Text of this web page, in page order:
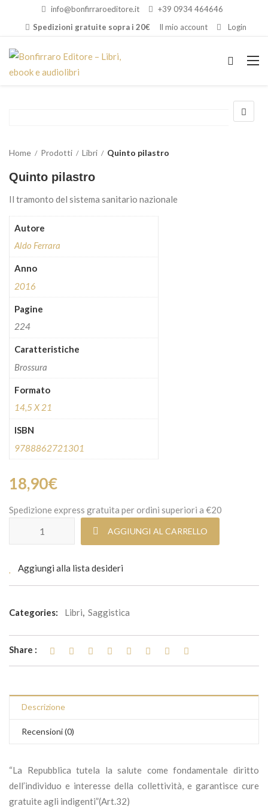
info@bonfirraroeditore.it
+39 0934 464646
Spedizioni gratuite sopra i 20€
Il mio account Login
Home Prodotti Libri Quinto pilastro
Quinto pilastro
Il tramonto del sistema sanitario nazionale
Autore
Aldo Ferrara
Anno
2016
Pagine
224
Caratteristiche
Brossura
Formato
14,5 X 21
ISBN
9788862721301
18,90€
Spedizione express gratuita per ordini superiori a €20
Quinto pilastro quantità
AGGIUNGI AL CARRELLO
Aggiungi alla lista desideri
Categories: Libri, Saggistica
Share :
Descrizione
Recensioni (0)
“La Repubblica tutela la salute come fondamentale diritto
dell’individuo e interesse della collettività, e garantisce cure
gratuite agli indigenti”(Art.32)